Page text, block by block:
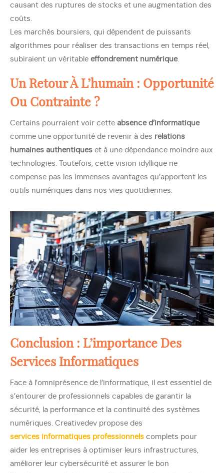
causant des ruptures de stocks et une augmentation des
coûts.
Les marchés boursiers, qui dépendent de puissants
algorithmes pour réaliser des transactions en temps réel,
subiraient un véritable effondrement numérique.
Un Retour À L’humain : Opportunité
Ou Contrainte ?
Certains pourraient voir cette absence d’informatique
comme une opportunité de revenir à des relations
humaines authentiques et à une dépendance moindre aux
technologies. Toutefois, cette vision idyllique ne
compense pas les immenses avantages qu’apportent les
outils numériques dans nos vies quotidiennes.
Conclusion : L’importance Des
Services Informatiques
Face à l’omniprésence de l’informatique, il est essentiel de
s’entourer de professionnels capables de garantir la
sécurité, la performance et la continuité des systèmes
numériques. Creativedev propose des
services informatiques professionnels complets pour
aider les entreprises à optimiser leurs infrastructures,
améliorer leur cybersécurité et assurer le bon